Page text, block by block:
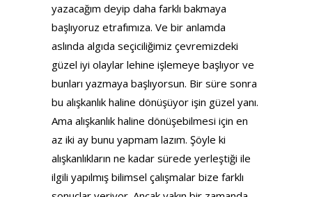
yazacağım deyip daha farklı bakmaya
başlıyoruz etrafımıza. Ve bir anlamda
aslında algıda seçiciliğimiz çevremizdeki
güzel iyi olaylar lehine işlemeye başlıyor ve
bunları yazmaya başlıyorsun. Bir süre sonra
bu alışkanlık haline dönüşüyor işin güzel yanı.
Ama alışkanlık haline dönüşebilmesi için en
az iki ay bunu yapmam lazım. Şöyle ki
alışkanlıkların ne kadar sürede yerleştiği ile
ilgili yapılmış bilimsel çalışmalar bize farklı